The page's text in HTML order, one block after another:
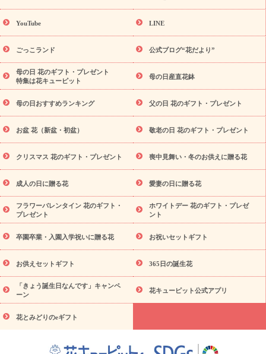
(トルコキキョウ)
9月の誕生花(リンドウ)
ら探す
お祝いの花特集 当日配達特急便 お祝い商品一覧
念日
結婚祝い 出産祝い 退院祝い・快気祝い
寿祝い
プチギフト ペットのお祝いフラワー
供え・お悔やみ商品一覧
お供え・お悔やみの花
四十九日法要以
お供え プリザーブドフラワー
ペットのお供えフラワー
お盆（新
盆・初盆）
その他 お祝い返し お見舞い
お取り寄せギフト
ビジネス用
ご自宅用 観葉植物 ミディ胡蝶蘭
プリザーブ
ドフラワー
スタイルから探す アレンジメント 花束
スタ
ンド花
お祝い お供え・お悔やみ 胡蝶蘭 胡蝶蘭・花鉢
ディ胡蝶蘭・お祝い
ミディ胡蝶蘭・お供え
世界初の青色胡蝶蘭
観葉植物
観葉植物 産直多肉植物
プリザーブドフラワー
お祝い
お供え・お悔やみ 花とセットギフト
セミオーダー
プチギフト（hanamore -ハナモア-）
花とみどりのeギフト
花キューピットのeGfit
カラー ピンク
イエローオレンジ
レッド
お花の種類 ユリ トルコキキョウ
ら探す
お祝い お祝い・3000円～ お祝い・4000円～
お祝
い・5000円～ お祝い・7000円～ お祝い・10000円～
え・お悔やみ
お供え・お悔やみ・3000円～
お供え・お悔や
み・5000円～ お供え・お悔やみ・
YouTube LINE
ごっこランド 公式ブログ“花だより”
母の日 花のギフト・プレゼント
特集は花キューピット
母の日産直花鉢
母の日おすすめランキング 父の日 花のギフト・プレゼント
お盆 花（新盆・初盆） 敬老の日 花のギフト・プレゼント
クリスマス 花のギフト・プレゼント 喪中見舞い・冬のお供えに贈る花
成人の日に贈る花 愛妻の日に贈る花
フラワーバレンタイン 花のギフト・
プレゼント
ホワイトデー 花のギフト・プレゼ
ント
卒園卒業・入園入学祝いに贈る花 お祝いセットギフト
お供えセットギフト 365日の誕生花
「きょう誕生日なんです」キャンペ
ーン
花キューピット公式アプリ
花とみどりのeギフト